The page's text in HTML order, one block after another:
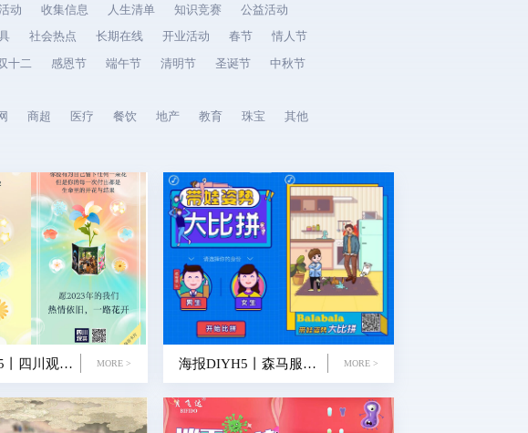
动 收集信息 人生清单 知识竞赛 公益活动
社会热点 长期在线 开业活动 春节 情人节
十二 感恩节 端午节 清明节 圣诞节 中秋节
商超 医疗 餐饮 地产 教育 珠宝 其他
信息展示H5丨四川观察-告别2022，这6朵花你要送给谁 MORE > 海报DIYH5丨森马服饰—巴拉巴拉·带娃姿势 MORE >